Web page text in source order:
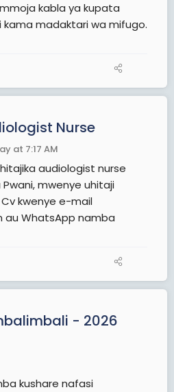
kabla ya kupata
kama madaktari wa mifugo.
Nurse
at 7:17 AM
audiologist nurse
Pwani, mwenye uhitaji
kwenye e-mail
au WhatsApp namba
- 2026
kushare nafasi